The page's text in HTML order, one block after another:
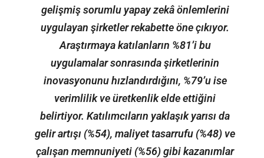
gelişmiş sorumlu yapay zekâ önlemlerini
uygulayan şirketler rekabette öne çıkıyor.
Araştırmaya katılanların %81’i bu
uygulamalar sonrasında şirketlerinin
inovasyonunu hızlandırdığını, %79’u ise
verimlilik ve üretkenlik elde ettiğini
belirtiyor. Katılımcıların yaklaşık yarısı da
gelir artışı (%54), maliyet tasarrufu (%48) ve
çalışan memnuniyeti (%56) gibi kazanımlar